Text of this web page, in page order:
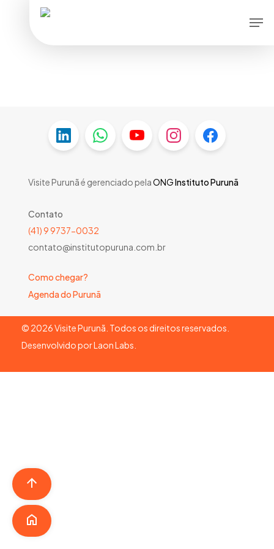
Visite Purunã é gerenciado pelaONGInstituto Purunã
Contato
(41) 9 9737-0032
contato@institutopuruna.com.br
Como chegar?
Agenda do Purunã
© 2026Visite Purunã. Todos os direitos reservados.
Desenvolvido porLaon Labs